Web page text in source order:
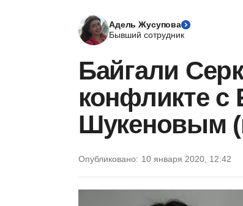
Адель Жусупова
Бывший сотрудник
Байгали
конфликте
Шукеновым
Опубликовано: 10 января 2020, 12:42